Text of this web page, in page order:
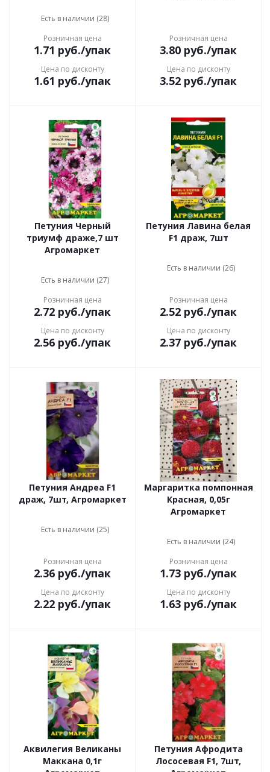
Есть в наличии (28)
Розничная цена
1.71 руб./упак
Цена по дисконту
1.61 руб./упак
Розничная цена
3.80 руб./упак
Цена по дисконту
3.52 руб./упак
Петуния Черный
триумф драже,7 шт
Агромаркет
Есть в наличии (27)
Розничная цена
2.72 руб./упак
Цена по дисконту
2.56 руб./упак
Петуния Лавина белая
F1 драж, 7шт
Есть в наличии (26)
Розничная цена
2.52 руб./упак
Цена по дисконту
2.37 руб./упак
Петуния Андреа F1
драж, 7шт, Агромаркет
Есть в наличии (25)
Розничная цена
2.36 руб./упак
Цена по дисконту
2.22 руб./упак
Маргаритка помпонная
Красная, 0,05г
Агромаркет
Есть в наличии (24)
Розничная цена
1.73 руб./упак
Цена по дисконту
1.63 руб./упак
Аквилегия Великаны
Маккана 0,1г
Петуния Афродита
Лососевая F1, 7шт,